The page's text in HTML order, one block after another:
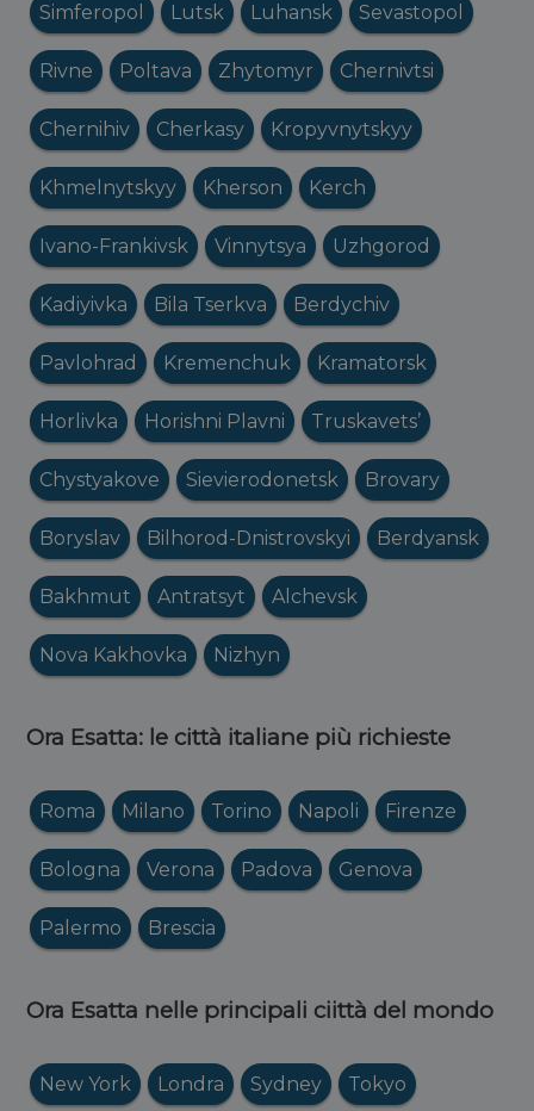
Simferopol Lutsk Luhansk Sevastopol
Rivne Poltava Zhytomyr Chernivtsi
Chernihiv Cherkasy Kropyvnytskyy
Khmelnytskyy Kherson Kerch
Ivano-Frankivsk Vinnytsya Uzhgorod
Kadiyivka Bila Tserkva Berdychiv
Pavlohrad Kremenchuk Kramatorsk
Horlivka Horishni Plavni Truskavets’
Chystyakove Sievierodonetsk Brovary
Boryslav Bilhorod-Dnistrovskyi Berdyansk
Bakhmut Antratsyt Alchevsk
Nova Kakhovka Nizhyn
Ora Esatta: le città italiane più richieste
Roma Milano Torino Napoli Firenze
Bologna Verona Padova Genova
Palermo Brescia
Ora Esatta nelle principali ciittà del mondo
New York Londra Sydney Tokyo